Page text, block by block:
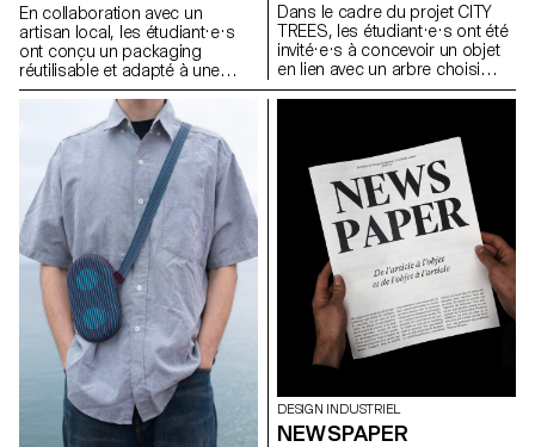
En collaboration avec un
artisan local, les étudiant·e·s
ont conçu un packaging
réutilisable et adapté à une
production en série. Le projet
visait à valoriser un produit
alimentaire du quotidien tout en
répondant aux enjeux actuels
liés au transport, à la durabilité
et à la seconde vie des
emballages. L’intervention
devait être simple, fonctionnelle
et écologique, et proposer un
usage au-delà de la fonction
d’emballage initiale.
Dans le cadre du projet CITY
TREES, les étudiant·e·s ont été
invité·e·s à concevoir un objet
en lien avec un arbre choisi
dans l’espace urbain
dendrologie, ils ont observé un
arbre existant et imaginé une
intervention discrète,
respectueuse et réversible. Le
projet devait mettre en valeur
les particularités du végétal tout
en s’intégrant dans son
environnement.
DESIGN INDUSTRIEL
NEWSPAPER